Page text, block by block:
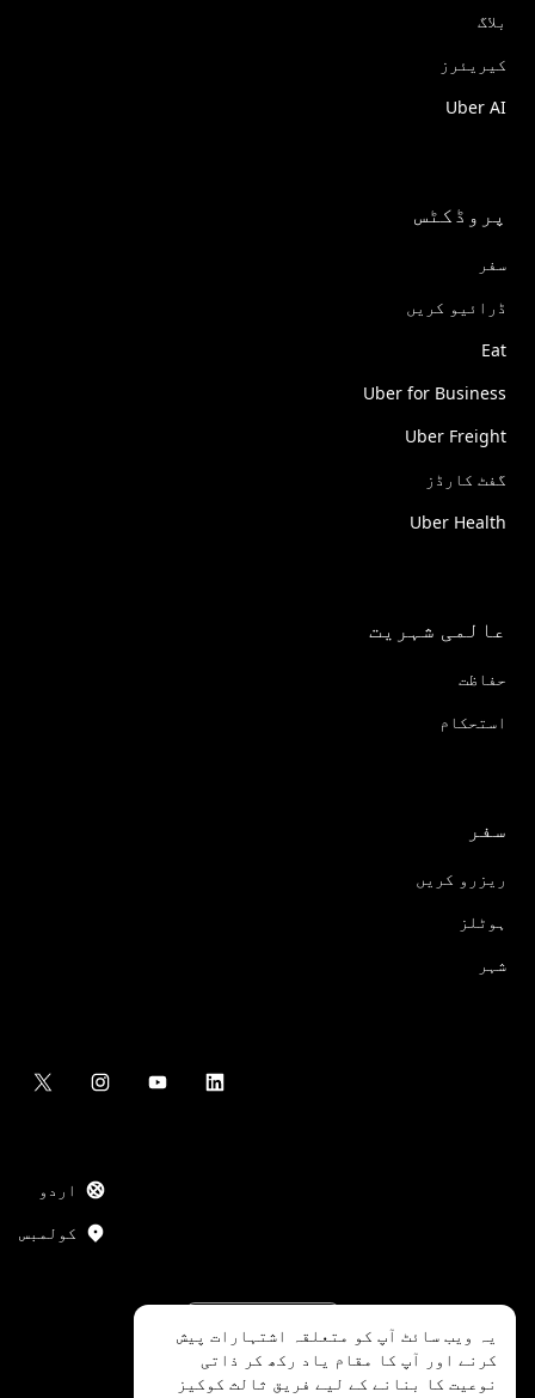
بلاگ
کیریئرز
Uber AI
پروڈکٹس
سفر
ڈرائیو کریں
Eat
Uber for Business
Uber Freight
گفٹ کارڈز
Uber Health
عالمی شہریت
حفاظت
استحکام
سفر
ریزرو کریں
ہوٹلز
شہر
اردو
کولمبس
یہ ویب سائٹ آپ کو متعلقہ اشتہارات پیش
کرنے اور آپ کا مقام یاد رکھ کر ذاتی
نوعیت کا بنانے کے لیے فریق ثالث کوکیز